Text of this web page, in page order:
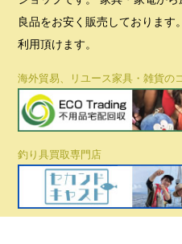
良品をお安く販売しておりま
利用頂けます。
海外貿易、リユース家具・雑貨の
釣り具買取専門店